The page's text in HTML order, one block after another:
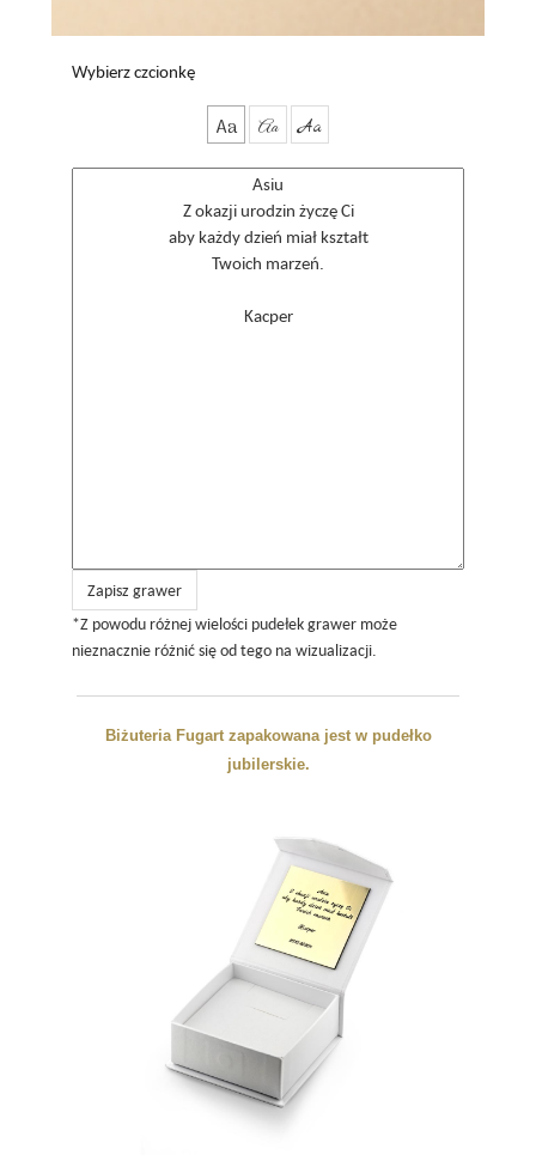
Wybierz czcionkę
Aa Aa Aa
Zapisz grawer
*Z powodu różnej wielości pudełek grawer może
nieznacznie różnić się od tego na wizualizacji.
Biżuteria Fugart zapakowana jest w pudełko
jubilerskie.